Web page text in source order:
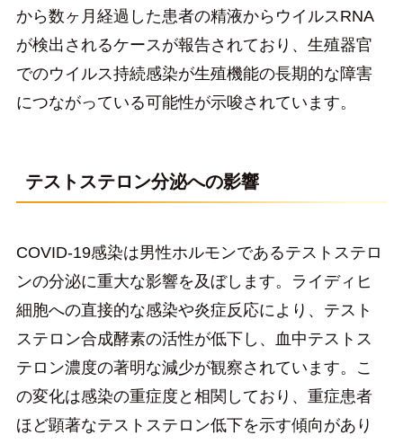
から数ヶ月経過した患者の精液からウイルスRNA
が検出されるケースが報告されており、生殖器官
でのウイルス持続感染が生殖機能の長期的な障害
につながっている可能性が示唆されています。
テストステロン分泌への影響
COVID-19感染は男性ホルモンであるテストステロ
ンの分泌に重大な影響を及ぼします。ライディヒ
細胞への直接的な感染や炎症反応により、テスト
ステロン合成酵素の活性が低下し、血中テストス
テロン濃度の著明な減少が観察されています。こ
の変化は感染の重症度と相関しており、重症患者
ほど顕著なテストステロン低下を示す傾向があり